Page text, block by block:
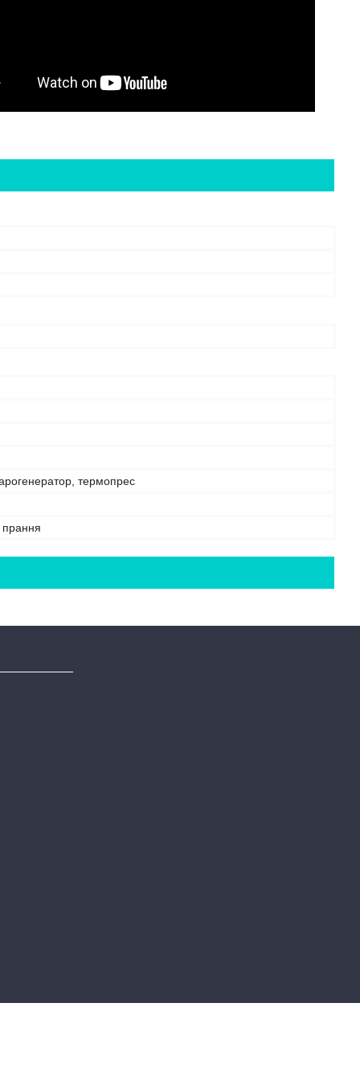
термопрес
прання